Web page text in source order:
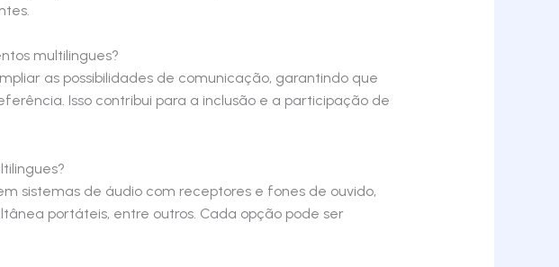
multilingues?
as possibilidades de comunicação, garantindo que
Isso contribui para a inclusão e a participação de
sistemas de áudio com receptores e fones de ouvido,
portáteis, entre outros. Cada opção pode ser